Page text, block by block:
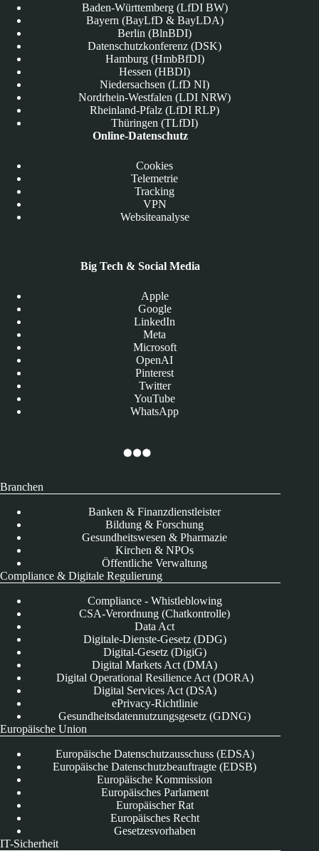
Baden-Württemberg (LfDI BW)
Bayern (BayLfD & BayLDA)
Berlin (BlnBDI)
Datenschutzkonferenz (DSK)
Hamburg (HmbBfDI)
Hessen (HBDI)
Niedersachsen (LfD NI)
Nordrhein-Westfalen (LDI NRW)
Rheinland-Pfalz (LfDI RLP)
Thüringen (TLfDI)
Online-Datenschutz
Cookies
Telemetrie
Tracking
VPN
Websiteanalyse
Big Tech & Social Media
Apple
Google
LinkedIn
Meta
Microsoft
OpenAI
Pinterest
Twitter
YouTube
WhatsApp
Branchen
Banken & Finanzdienstleister
Bildung & Forschung
Gesundheitswesen & Pharmazie
Kirchen & NPOs
Öffentliche Verwaltung
Compliance & Digitale Regulierung
Compliance - Whistleblowing
CSA-Verordnung (Chatkontrolle)
Data Act
Digitale-Dienste-Gesetz (DDG)
Digital-Gesetz (DigiG)
Digital Markets Act (DMA)
Digital Operational Resilience Act (DORA)
Digital Services Act (DSA)
ePrivacy-Richtlinie
Gesundheitsdatennutzungsgesetz (GDNG)
Europäische Union
Europäische Datenschutzausschuss (EDSA)
Europäische Datenschutzbeauftragte (EDSB)
Europäische Kommission
Europäisches Parlament
Europäischer Rat
Europäisches Recht
Gesetzesvorhaben
IT-Sicherheit